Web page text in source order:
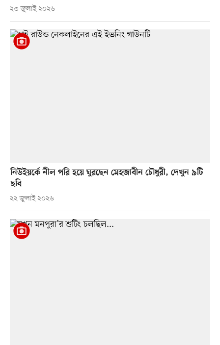
২৩ জুলাই ২০২৬
নিউইয়র্কে নীল পরি হয়ে ঘুরছেন মেহজাবীন চৌধুরী, দেখুন ৯টি
ছবি
২২ জুলাই ২০২৬